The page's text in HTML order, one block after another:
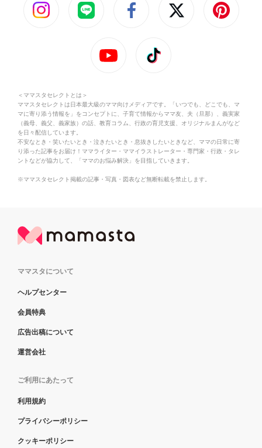
＜ママスタセレクトとは＞
ママスタセレクトは日本最大級のママ向けメディアです。「いつでも、どこでも、マ
マに寄り添う情報を」をコンセプトに、子育て情報からママ友、夫（旦那）、義実家
（義母、義父、義家族）の話、教育コラム、行政の育児支援、オリジナルまんがなど
を日々配信しています。
不安なとき・笑いたいとき・泣きたいとき・息抜きしたいときなど、ママの日常に寄
り添った記事をお届け！ママライター・ママイラストレーター・専門家・行政・タレ
ントなどが協力して、「ママのお悩み解決」を目指していきます。
※ママスタセレクト掲載の記事・写真・図表など無断転載を禁止します。
ママスタについて
ヘルプセンター
会員特典
広告出稿について
運営会社
ご利用にあたって
利用規約
プライバシーポリシー
クッキーポリシー